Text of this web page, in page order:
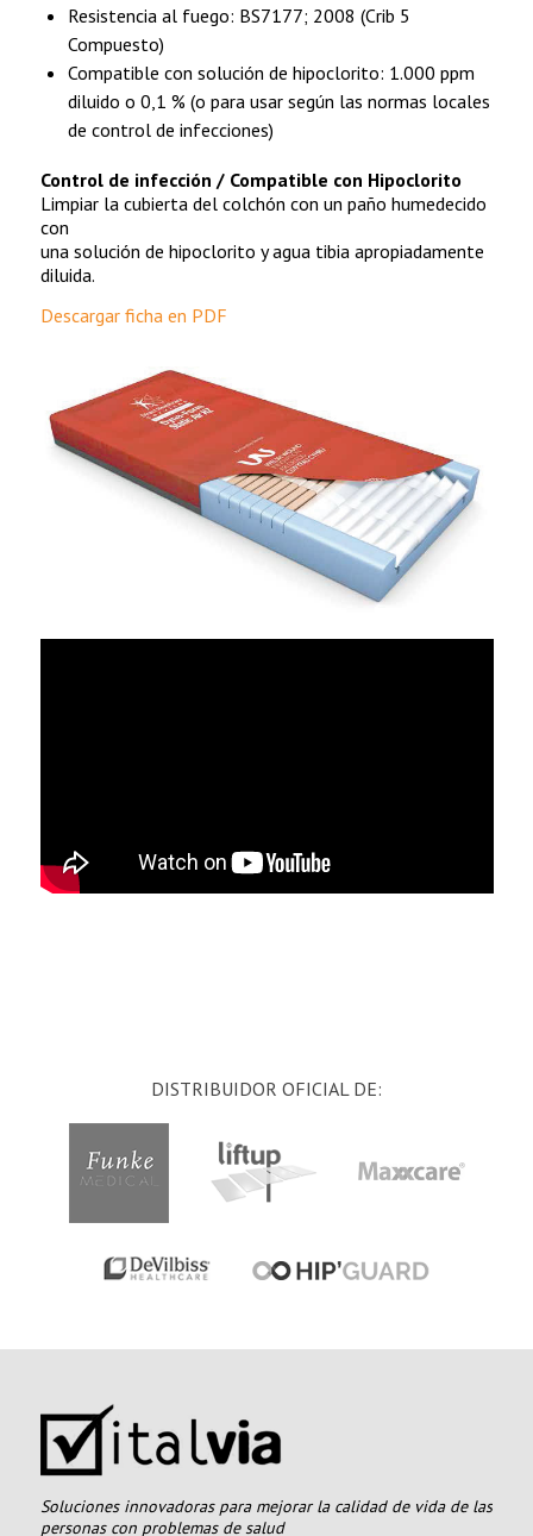
Resistencia al fuego: BS7177; 2008 (Crib 5
Compuesto)
Compatible con solución de hipoclorito: 1.000 ppm
diluido o 0,1 % (o para usar según las normas locales
de control de infecciones)
Control de infección / Compatible con Hipoclorito
Limpiar la cubierta del colchón con un paño humedecido
con
una solución de hipoclorito y agua tibia apropiadamente
diluida.
Descargar ficha en PDF
DISTRIBUIDOR OFICIAL DE:
Soluciones innovadoras para mejorar la calidad de vida de las
personas con problemas de salud